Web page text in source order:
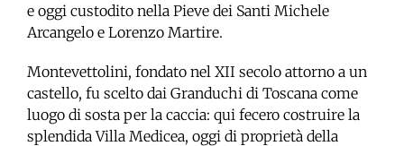
e oggi custodito nella Pieve dei Santi Michele
Arcangelo e Lorenzo Martire.
Montevettolini, fondato nel XII secolo attorno a un
castello, fu scelto dai Granduchi di Toscana come
luogo di sosta per la caccia: qui fecero costruire la
splendida Villa Medicea, oggi di proprietà della